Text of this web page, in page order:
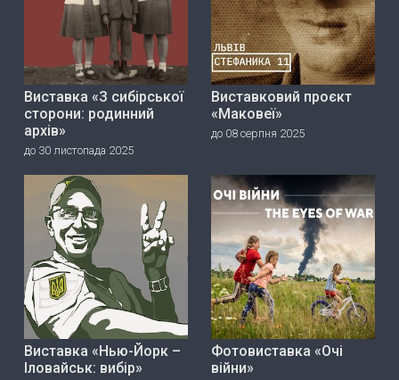
Виставка «З сибірської
сторони: родинний
архів»
до 30 листопада 2025
Виставковий проєкт
«Маковеї»
до 08 серпня 2025
Виставка «Нью-Йорк –
Іловайськ: вибір»
Фотовиставка «Очі
війни»